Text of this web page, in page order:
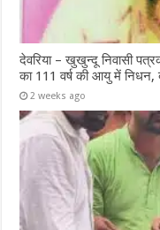
देवरिया – खुखुन्दू निवासी
का 111 वर्ष की आयु में
2 weeks ago